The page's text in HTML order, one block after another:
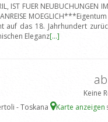
IST FUER NEUBUCHUNGEN
auf das 18. Jahrhundert
Eleganz[...]
ab
Keine
- Toskana Karte anzeigen